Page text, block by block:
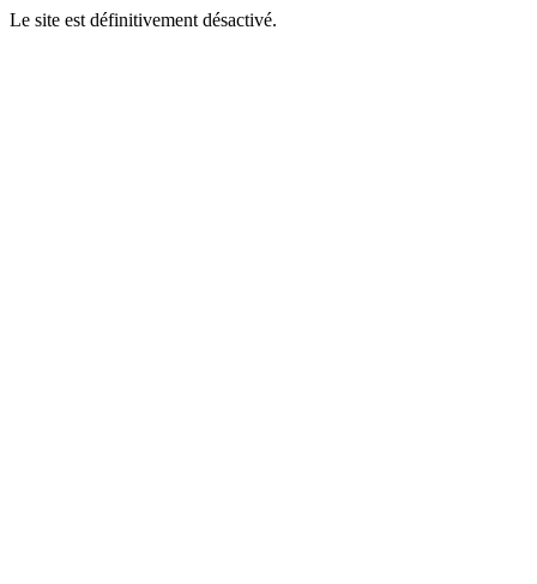
Le site est définitivement désactivé.